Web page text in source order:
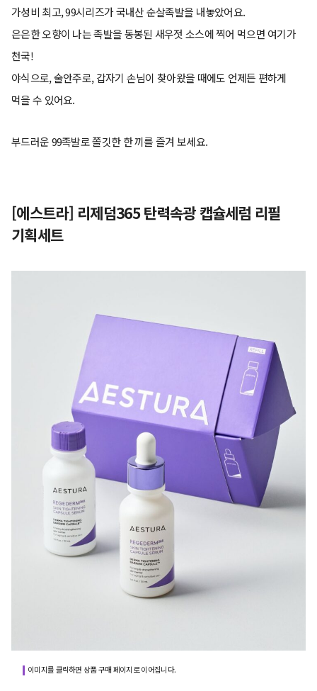
가성비 최고, 99시리즈가 국내산 순살족발을 내놓았어요.
은은한 오향이 나는 족발을 동봉된 새우젓 소스에 찍어 먹으면 여기가
천국!
야식으로, 술안주로, 갑자기 손님이 찾아왔을 때에도 언제든 편하게
먹을 수 있어요.
부드러운 99족발로 쫄깃한 한 끼를 즐겨 보세요.
[에스트라] 리제덤365 탄력속광 캡슐세럼 리필
기획세트
이미지를 클릭하면 상품 구매 페이지로 이어집니다.